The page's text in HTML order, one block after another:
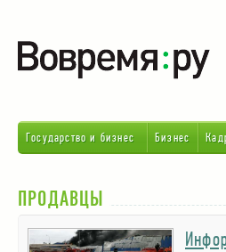
Государство и бизнес Бизнес
ПРОДАВЦЫ